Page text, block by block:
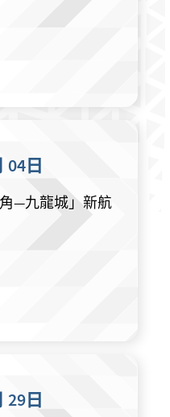
04日
—九龍城」新航
29日